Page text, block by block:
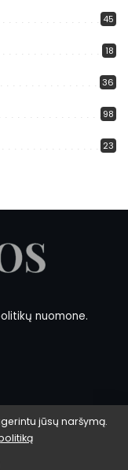
45
18
36
98
23
nuomone.
jūsų naršymą.